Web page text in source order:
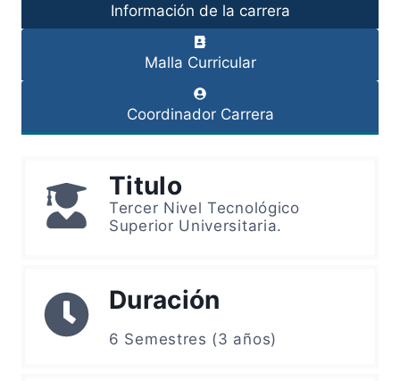
Información de la carrera
Malla Curricular
Coordinador Carrera
Titulo
Tercer Nivel Tecnológico
Superior Universitaria.
Duración
6 Semestres (3 años)